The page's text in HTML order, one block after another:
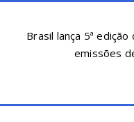
Brasil lança 5ª
emissões